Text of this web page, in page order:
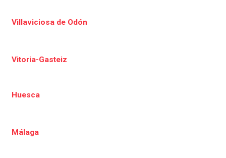
Villaviciosa de Odón
Vitoria-Gasteiz
Huesca
Málaga